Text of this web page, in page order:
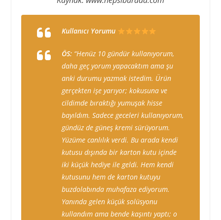
Kullanıcı Yorumu
ÖS:“Henüz 10 gündür kullanıyorum,
daha geç yorum yapacaktım ama şu
anki durumu yazmak istedim. Ürün
gerçekten işe yarıyor; kokusuna ve
cildimde bıraktığı yumuşak hisse
bayıldım. Sadece geceleri kullanıyorum,
gündüz de güneş kremi sürüyorum.
Yüzüme canlılık verdi. Bu arada kendi
kutusu dışında bir karton kutu içinde
iki küçük hediye ile geldi. Hem kendi
kutusunu hem de karton kutuyu
buzdolabında muhafaza ediyorum.
Yanında gelen küçük solüsyonu
kullandım ama bende kaşıntı yaptı; o